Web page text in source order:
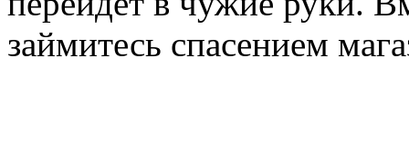
займитесь спасением